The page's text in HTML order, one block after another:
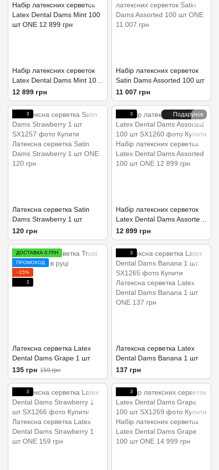
Набір латексних серветок
Latex Dental Dams Mint 100
шт
12 899 грн
Набір латексних серветок
Satin Dams Assorted 100 шт
11 007 грн
3
Латексна серветка Satin
Dams Strawberry 1 шт
120 грн
Подарунок
3
Набір латексних серветок
Latex Dental Dams Assorted
100 шт
12 899 грн
ДОСТАВКА 0 ГРН
ПРОМОКОД
−15%
3
Латексна серветка Latex
Dental Dams Grape 1 шт
135 грн 159 грн
3
Латексна серветка Latex
Dental Dams Banana 1 шт
137 грн
3 3